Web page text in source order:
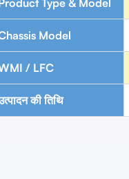
Product Type & Model
Model
/ LFC
की तिथि